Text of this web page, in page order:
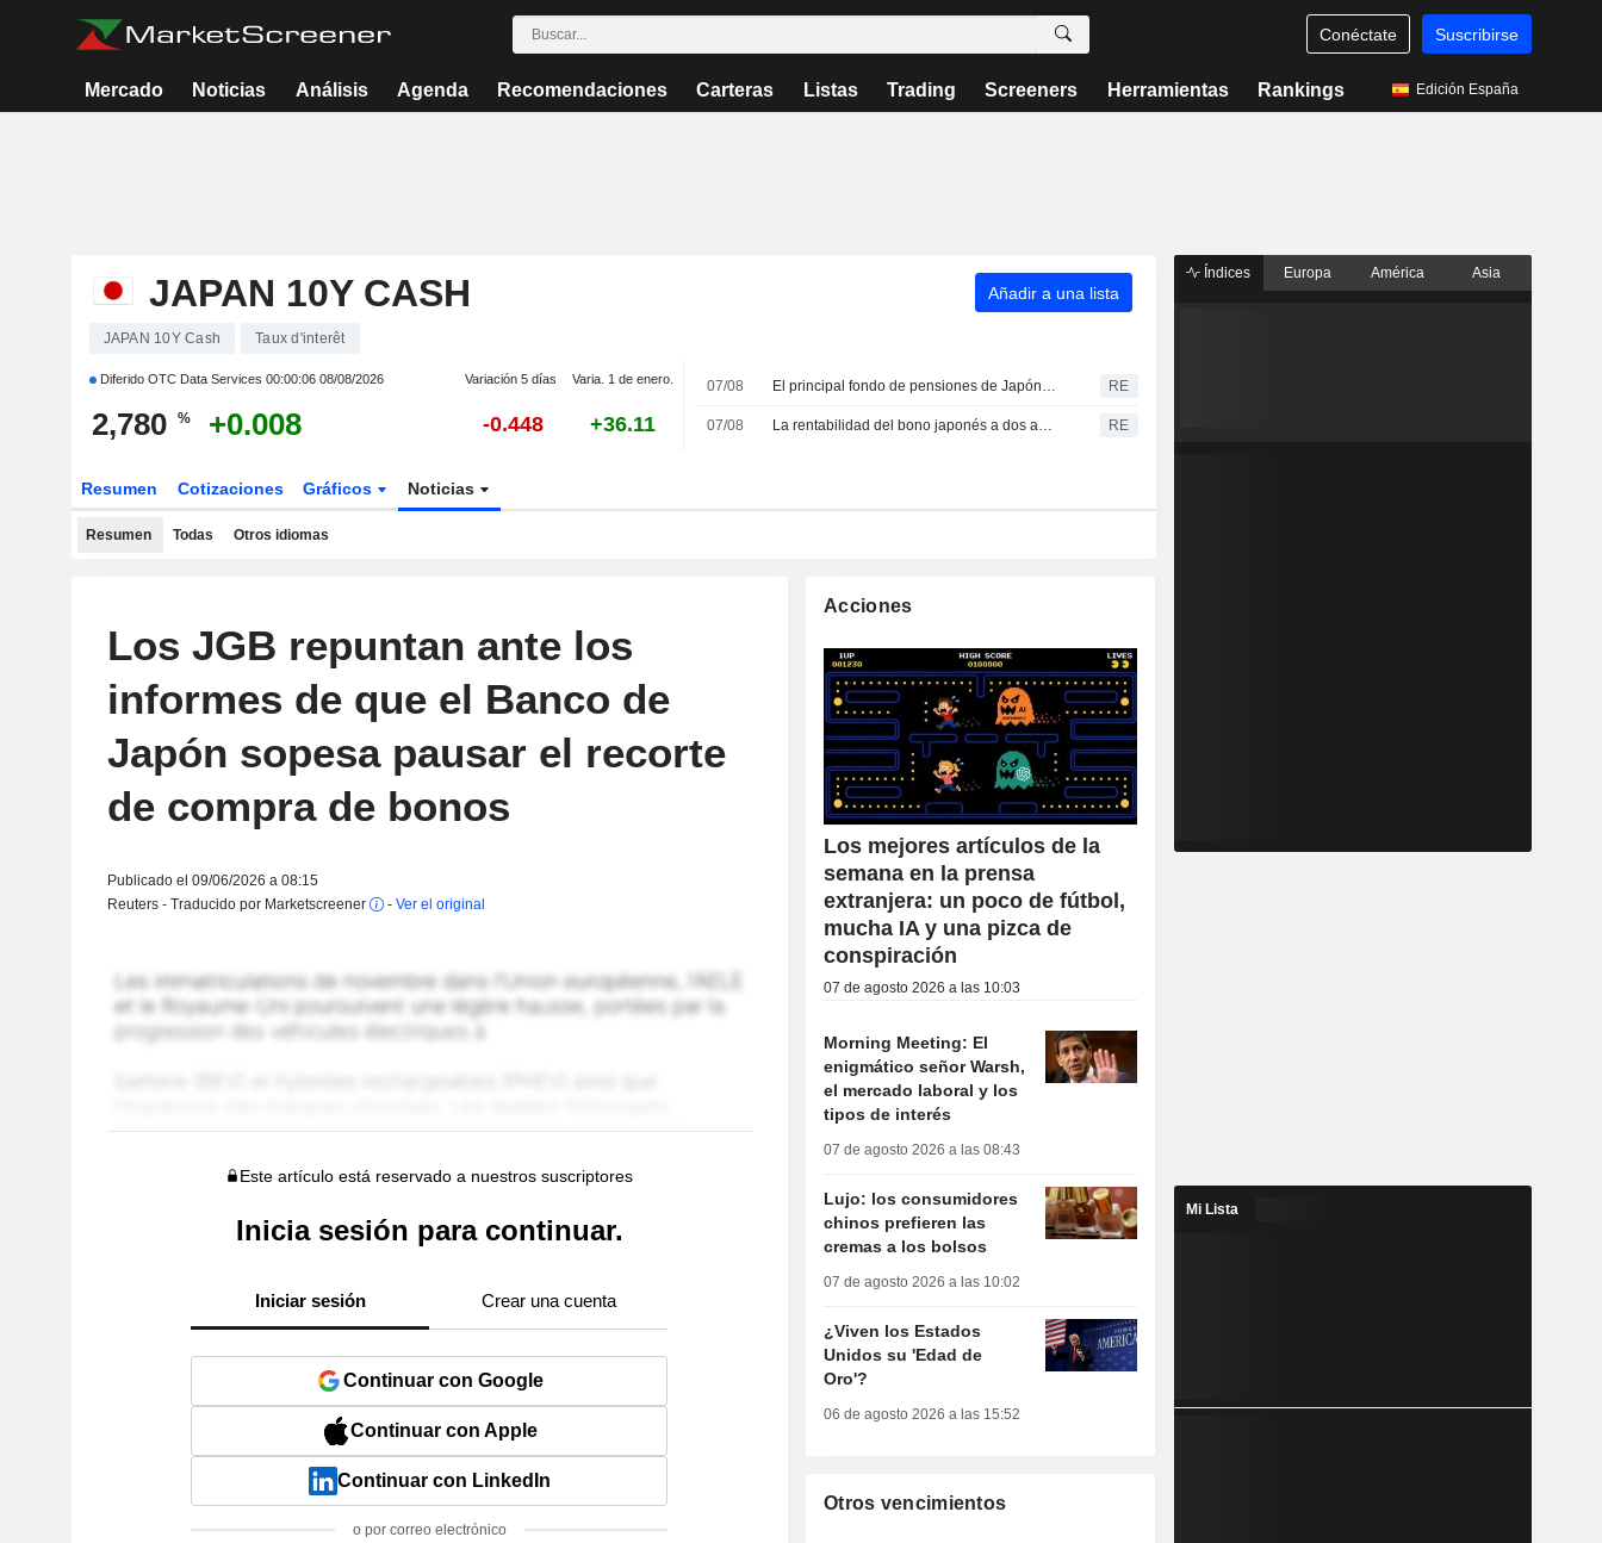
Conéctate Suscribirse
Mercado Noticias Análisis Agenda Recomendaciones Carteras Listas Trading Screeners Herramientas Rankings Edición España
JAPAN 10Y CASH Añadir a una lista
JAPAN 10Y Cash Taux d'interêt
Diferido OTC Data Services 00:00:06 08/08/2026 Variación 5 días Varia. 1 de enero.
2,780 % +0.008 -0.448 +36.11
07/08 El principal fondo de pensiones de Japón logra ganancias récord mientras se debate una mayor flexibilidad en sus inversiones RE
07/08 La rentabilidad del bono japonés a dos años se dispara ante las crecientes apuestas por una pronta subida de tipos RE
Resumen Cotizaciones Gráficos Noticias
Resumen Todas Otros idiomas
Los JGB repuntan ante los
informes de que el Banco de
Japón sopesa pausar el recorte
de compra de bonos
Publicado el 09/06/2026 a 08:15
Reuters - Traducido por Marketscreener
- Ver el original
Este artículo está reservado a nuestros suscriptores
Inicia sesión para continuar.
Iniciar sesión Crear una cuenta
Continuar con Google
Continuar con Apple
Continuar con LinkedIn
o por correo electrónico
Acciones
Los mejores artículos de la
semana en la prensa
extranjera: un poco de fútbol,
mucha IA y una pizca de
conspiración
07 de agosto 2026 a las 10:03
Morning Meeting: El
enigmático señor Warsh,
el mercado laboral y los
tipos de interés
07 de agosto 2026 a las 08:43
Lujo: los consumidores
chinos prefieren las
cremas a los bolsos
07 de agosto 2026 a las 10:02
¿Viven los Estados
Unidos su 'Edad de
Oro'?
06 de agosto 2026 a las 15:52
Otros vencimientos
Índices Europa América Asia
Mi Lista